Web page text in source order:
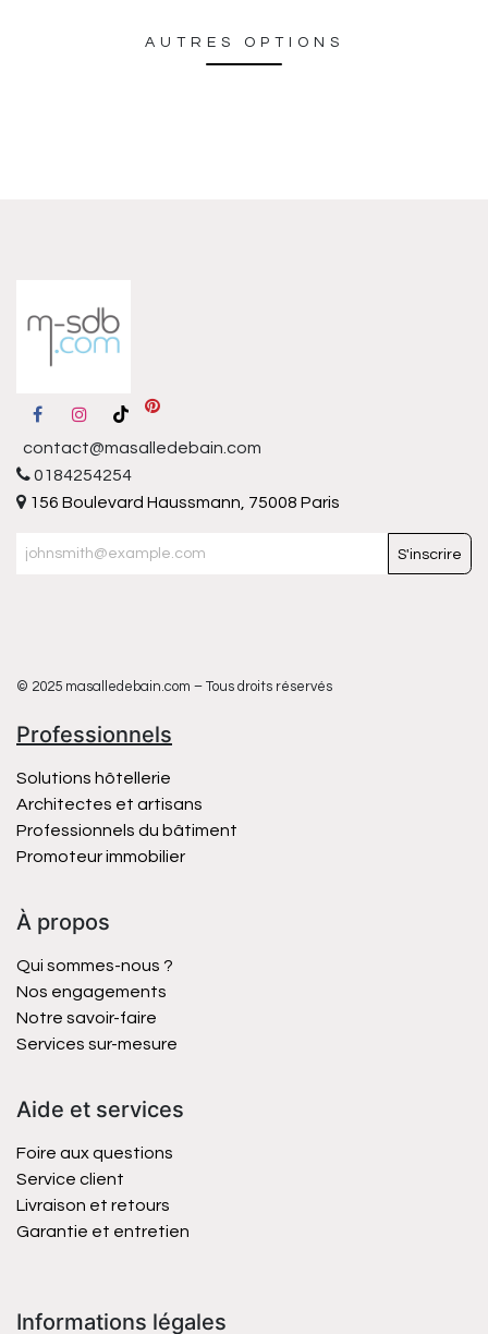
AUTRES OPTIONS
contact@masalledebain.com
0184254254
156 Boulevard Haussmann, 75008 Paris
S'inscrire
© 2025 masalledebain.com – Tous droits réservés
Professionnels
Solutions hôtellerie
Architectes et artisans
Professionnels du bâtiment
Promoteur immobilier
À propos
Qui sommes-nous ?
Nos engagements
Notre savoir-faire
Services sur-mesure
Aide et services
Foire aux questions
Service client
Livraison et retours
Garantie et entretien
Informations légales